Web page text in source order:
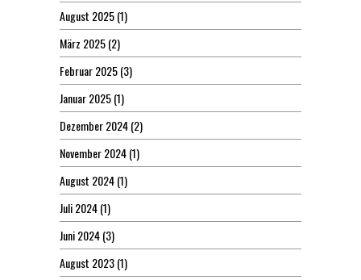
August 2025(1)
März 2025(2)
Februar 2025(3)
Januar 2025(1)
Dezember 2024(2)
November 2024(1)
August 2024(1)
Juli 2024(1)
Juni 2024(3)
August 2023(1)